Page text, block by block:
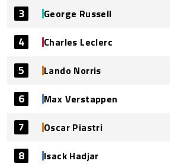
3 George Russell
4 Charles Leclerc
5 Lando Norris
6 Max Verstappen
7 Oscar Piastri
8 Isack Hadjar